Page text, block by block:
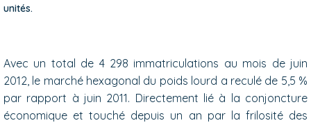
unités.
Avec un total de 4 298 immatriculations au mois de juin
2012, le marché hexagonal du poids lourd a reculé de 5,5 %
par rapport à juin 2011. Directement lié à la conjoncture
économique et touché depuis un an par la frilosité des